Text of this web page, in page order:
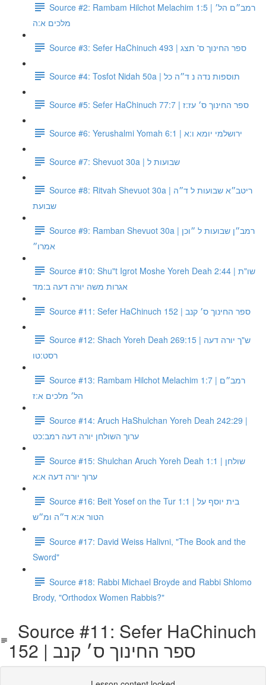
Source #2: Rambam Hilchot Melachim 1:5 | רמב״ם הל׳
מלכים א:ה
Source #3: Sefer HaChinuch 493 | ספר החינוך ס' תצג
Source #4: Tosfot Nidah 50a | תוספות נדה נ ד״ה כל
Source #5: Sefer HaChinuch 77:7 | ספר החינוך ס׳ עז:ז
Source #6: Yerushalmi Yomah 6:1 | ירושלמי יומא ו:א
Source #7: Shevuot 30a | שבועות ל
Source #8: Ritvah Shevuot 30a | ריטב״א שבועות ל ד״ה
שבועת
Source #9: Ramban Shevuot 30a | רמב״ן שבועות ל ״וכן
אמרו״
Source #10: Shu"t Igrot Moshe Yoreh Deah 2:44 | שו"ת
אגרות משה יורה דעה ב:מד
Source #11: Sefer HaChinuch 152 | ספר החינוך ס׳ קנב
Source #12: Shach Yoreh Deah 269:15 | ש"ך יורה דעה
רסט:טו
Source #13: Rambam Hilchot Melachim 1:7 | רמב״ם
הל׳ מלכים א:ז
Source #14: Aruch HaShulchan Yoreh Deah 242:29 |
ערוך השולחן יורה דעה רמב:כט
Source #15: Shulchan Aruch Yoreh Deah 1:1 | שולחן
ערוך יורה דעה א:א
Source #16: Beit Yosef on the Tur 1:1 | בית יוסף על
הטור א:א ד״ה ומ״ש
Source #17: David Weiss Halivni, "The Book and the
Sword"
Source #18: Rabbi Michael Broyde and Rabbi Shlomo
Brody, "Orthodox Women Rabbis?"
Source #11: Sefer HaChinuch
152 | ספר החינוך ס׳ קנב